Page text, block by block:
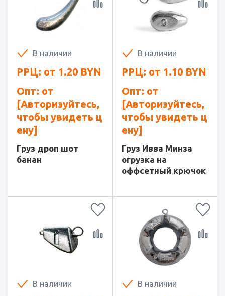
В наличии
РРЦ: от 1.20 BYN
Опт: от
[Авторизуйтесь,
чтобы увидеть ц
ену]
Груз дроп шот
банан
В наличии
РРЦ: от 1.10 BYN
Опт: от
[Авторизуйтесь,
чтобы увидеть ц
ену]
Груз Ивва Минза
огрузка на
оффсетный крючок
В наличии В наличии